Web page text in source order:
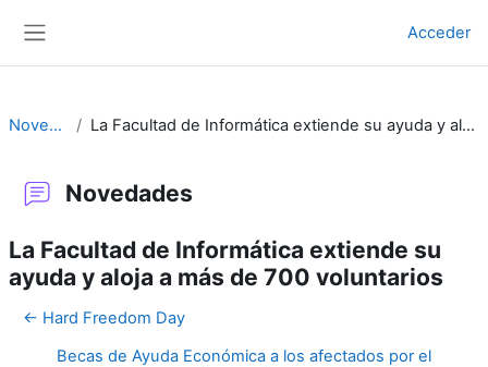
Acceder
Novedades La Facultad de Informática extiende su ayuda y aloja a más de 700 voluntarios
Novedades
La Facultad de Informática extiende su
ayuda y aloja a más de 700 voluntarios
← Hard Freedom Day
Becas de Ayuda Económica a los afectados por el